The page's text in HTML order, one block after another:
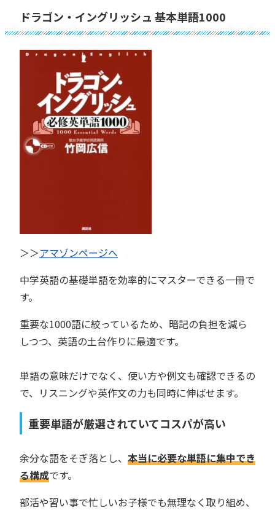
ドラゴン・イングリッシュ 基本単語1000
＞＞アマゾンページへ
中学英語の基礎単語を効率的にマスターできる一冊で
す。
重要な1000語に絞っているため、暗記の負担を減ら
しつつ、英語の土台作りに最適です。
単語の意味だけでなく、使い方や例文も確認できるの
で、リスニングや英作文の力も同時に伸ばせます。
重要単語が厳選されていてコスパが高い
余分な語をそぎ落とし、 本当に必要な単語に集中でき
る構成です。
部活や習い事で忙しいお子様でも無理なく取り組め、